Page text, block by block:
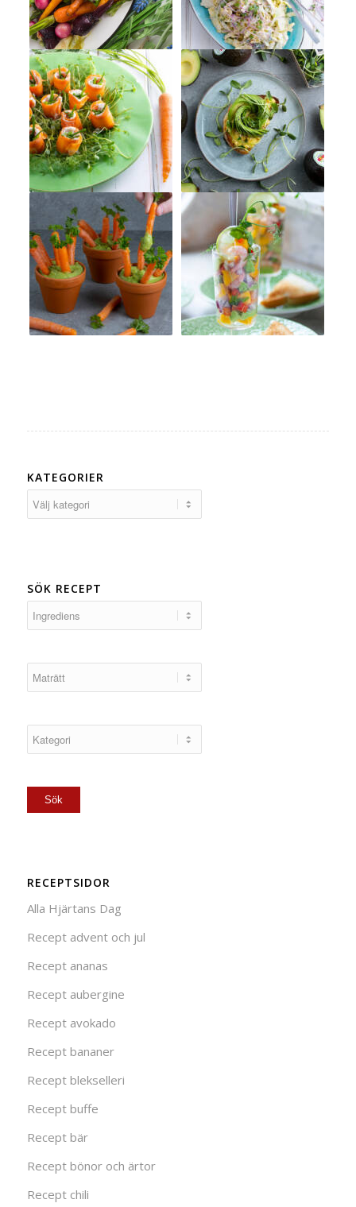
KATEGORIER
SÖK RECEPT
RECEPTSIDOR
Alla Hjärtans Dag
Recept advent och jul
Recept ananas
Recept aubergine
Recept avokado
Recept bananer
Recept blekselleri
Recept buffe
Recept bär
Recept bönor och ärtor
Recept chili